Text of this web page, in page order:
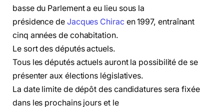
basse du Parlement a eu lieu sous la
présidence de Jacques Chirac en 1997, entraînant
cinq années de cohabitation.
Le sort des députés actuels.
Tous les députés actuels auront la possibilité de se
présenter aux élections législatives.
La date limite de dépôt des candidatures sera fixée
dans les prochains jours et le